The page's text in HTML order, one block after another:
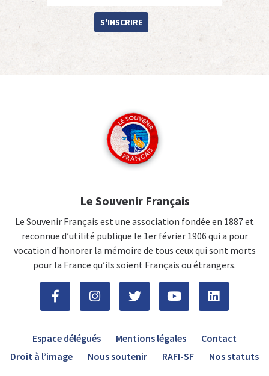
S'INSCRIRE
Le Souvenir Français
Le Souvenir Français est une association fondée en 1887 et
reconnue d’utilité publique le 1er février 1906 qui a pour
vocation d'honorer la mémoire de tous ceux qui sont morts
pour la France qu’ils soient Français ou étrangers.
Espace délégués Mentions légales
Contact
Droit à l’image
Nous soutenir RAFI-SF Nos statuts